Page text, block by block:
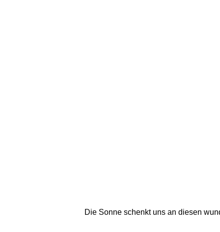
Die Sonne schenkt uns an diesen